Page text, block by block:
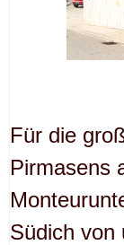
Für die
Pirmasens
Südich von